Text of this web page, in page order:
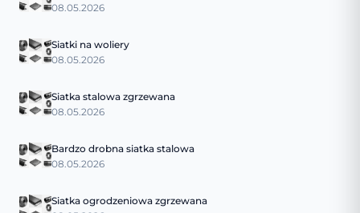
08.05.2026
Siatki na woliery
08.05.2026
Siatka stalowa zgrzewana
08.05.2026
Bardzo drobna siatka stalowa
08.05.2026
Siatka ogrodzeniowa zgrzewana